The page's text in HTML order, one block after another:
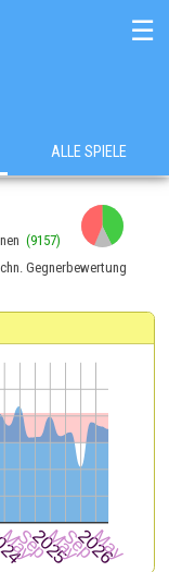
☰
ALLE SPIELE
(9157)
Gegnerbewertung